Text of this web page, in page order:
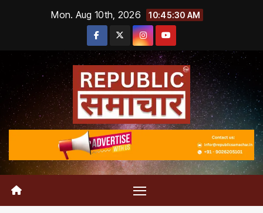
Mon. Aug 10th, 2026 10:45:31 AM